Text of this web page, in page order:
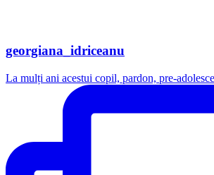
georgiana_idriceanu
La mulți ani acestui copil, pardon, pre-